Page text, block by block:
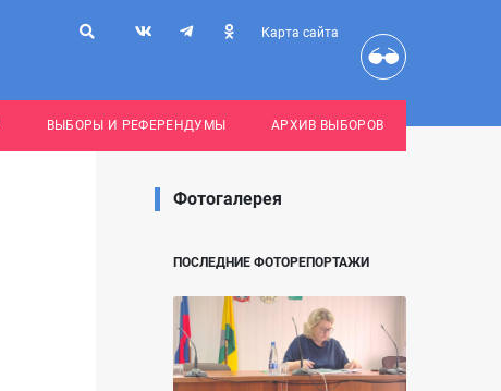
Карта сайта
ВЫБОРЫ И РЕФЕРЕНДУМЫ АРХИВ ВЫБОРОВ
Фотогалерея
ПОСЛЕДНИЕ ФОТОРЕПОРТАЖИ